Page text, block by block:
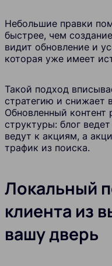
Небольшие правки
быстрее, чем
видит обновление и
которая уже имеет
Такой подход
стратегию и снижает
Обновленный контент
структуры: блог
ведут к акциям, а
трафик из поиска.
Локальный
клиента из
вашу дверь